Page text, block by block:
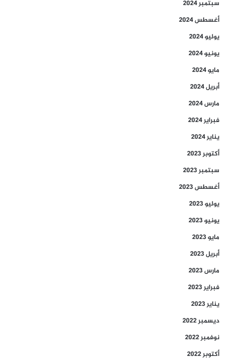
سبتمبر 2024
أغسطس 2024
يوليو 2024
يونيو 2024
مايو 2024
أبريل 2024
مارس 2024
فبراير 2024
يناير 2024
أكتوبر 2023
سبتمبر 2023
أغسطس 2023
يوليو 2023
يونيو 2023
مايو 2023
أبريل 2023
مارس 2023
فبراير 2023
يناير 2023
ديسمبر 2022
نوفمبر 2022
أكتوبر 2022